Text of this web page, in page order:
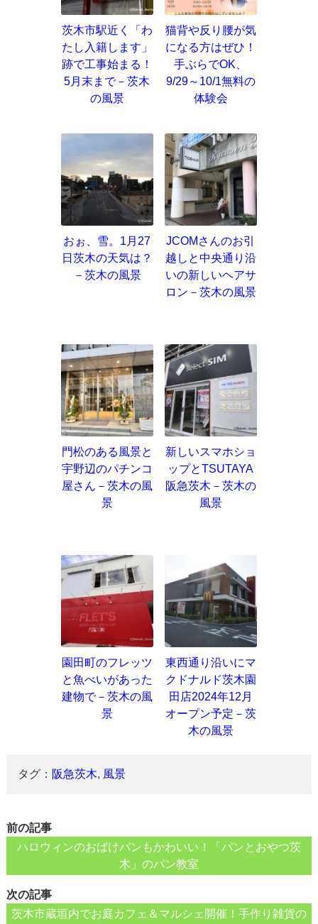
茨木市駅近く「わ
たし入籍します」
跡で工事始まる！
5月末まで－茨木
の風景
猫背や反り腰が気
になる方はぜひ！
手ぶらでOK、
9/29～10/1無料の
体験会
おぉ、雪。1月27
日茨木の天気は？
－茨木の風景
JCOMさんのお引
越しと中央通り沿
いの新しいヘアサ
ロン－茨木の風景
門松のある風景と
宇野辺のパチンコ
屋さん－茨木の風
景
新しいスマホショ
ップとTSUTAYA
阪急茨木－茨木の
風景
園田町のフレッツ
と魚べいがあった
建物で－茨木の風
景
東西通り沿いにマ
クドナルド茨木園
田店2024年12月
オープン予定－茨
木の風景
タグ： 阪急茨木, 風景
前の記事
ハロウィンのおばけパンもかわいい！「パンとおやつ茨
木」のパン教室
次の記事
茨木市蔵垣内でお庭カフェ＆マルシェ開催！手作り雑貨の